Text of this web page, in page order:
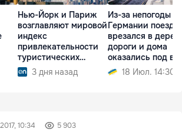
Нью-Йорк и Париж
возглавляют мировой
индекс
привлекательности
туристических
городов
3 дня назад
Из-за непогоды в
Германии поезд
врезался в
дороги и дома
оказались под
18 Июл. 14:30
10:34 5 903